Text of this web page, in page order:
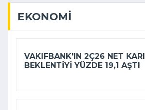
EKONOMI
VAKIFBANK'IN 2Ç26 NET KARI
BEKLENTIYI YÜZDE 19,1 AŞTI